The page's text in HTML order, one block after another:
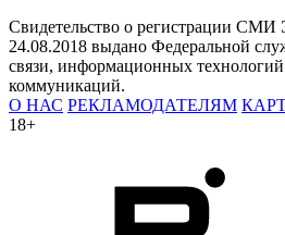
Свидетельство о регистрации
24.08.2018 выдано Федеральной
связи, информационных
коммуникаций.
О НАС РЕКЛАМОДАТЕЛЯМ
18+